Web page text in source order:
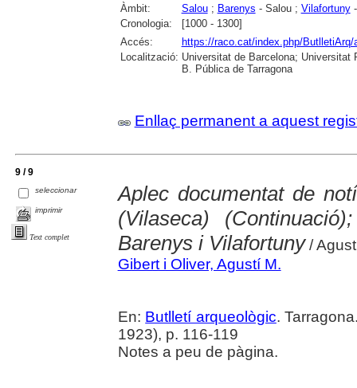
Àmbit:
Salou; Barenys - Salou ; Vilafortuny-
Cronologia:
[1000 - 1300]
Accés:
https://raco.cat/index.php/ButlletiArq/
Localització: Universitat de Barcelona; Universitat
B. Pública de Tarragona
Enllaç permanent a aquest
9 / 9
seleccionar
imprimir
Text complet
Aplec documentat de
(Vilaseca)
Barenys i Vilafortuny/
Gibert i Oliver, Agustí M.
En: Butlletí arqueològic.
1923), p. 116-119
Notes a peu de pàgina.